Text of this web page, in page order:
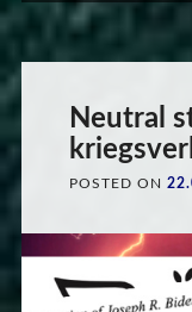
Neutral
POSTED ON